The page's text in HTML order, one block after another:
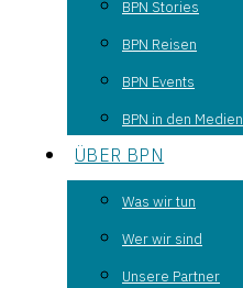
BPN Stories
BPN Reisen
BPN Events
BPN in den Medien
ÜBER BPN
Was wir tun
Wer wir sind
Unsere Partner